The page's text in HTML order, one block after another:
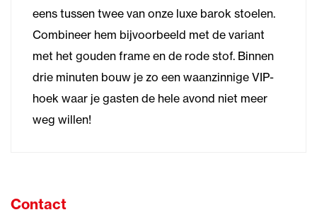
eens tussen twee van onze luxe barok stoelen.
Combineer hem bijvoorbeeld met de variant
met het gouden frame en de rode stof. Binnen
drie minuten bouw je zo een waanzinnige VIP-
hoek waar je gasten de hele avond niet meer
weg willen!
Contact